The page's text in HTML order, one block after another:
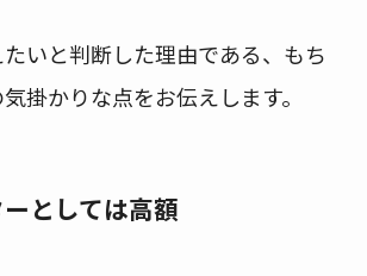
いと判断した理由である、もち
掛かりな点をお伝えします。
としては高額